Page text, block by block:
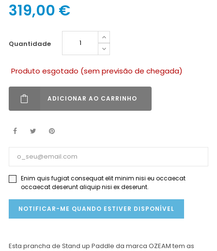
319,00 €
quantidade
Produto esgotado (sem previsão de chegada)
ADICIONAR AO CARRINHO
Enim quis fugiat consequat elit minim nisi eu occaecat
occaecat deserunt aliquip nisi ex deserunt.
NOTIFICAR-ME QUANDO ESTIVER DISPONÍVEL
Esta prancha de Stand up Paddle da marca OZEAM tem as